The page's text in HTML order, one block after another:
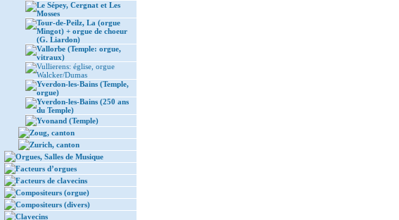
Le Sépey, Cergnat et Les
Mosses
Tour-de-Peilz, La (orgue
Mingot) + orgue de choeur
(G. Liardon)
Vallorbe (Temple: orgue,
vitraux)
Vullierens: église, orgue
Walcker/Dumas
Yverdon-les-Bains (Temple,
orgue)
Yverdon-les-Bains (250 ans
du Temple)
Yvonand (Temple)
Zoug, canton
Zurich, canton
Orgues, Salles de Musique
Facteurs d’orgues
Facteurs de clavecins
Compositeurs (orgue)
Compositeurs (divers)
Clavecins